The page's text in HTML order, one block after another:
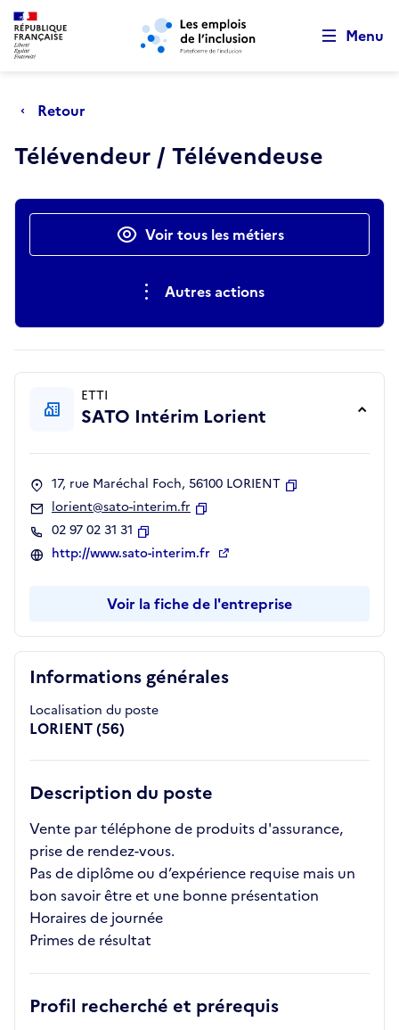
Aller au menu principal Aller au contenu principal
Menu
Retour
Télévendeur / Télévendeuse
Actions rapidesVoir tous les métiers
Autres actions
Informations générales
Localisation du poste
LORIENT (56)
Description du poste
Vente par téléphone de produits d'assurance,
prise de rendez-vous.
Pas de diplôme ou d’expérience requise mais un
bon savoir être et une bonne présentation
Horaires de journée
Primes de résultat
Profil recherché et prérequis
ETTI
SATO Intérim Lorient
17, rue Maréchal Foch, 56100 LORIENT
lorient@sato-interim.fr
02 97 02 31 31
Copier
http://www.sato-interim.fr
Voir la fiche de l'entreprise
Retour au début de la page
Panneau de gestion des cookies